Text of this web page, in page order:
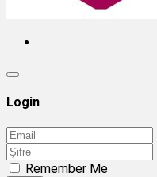
Login
Remember Me